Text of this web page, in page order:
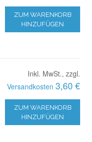
ZUM WARENKORB
HINZUFÜGEN
Inkl. MwSt., zzgl.
Versandkosten 3,60 €
ZUM WARENKORB
HINZUFÜGEN